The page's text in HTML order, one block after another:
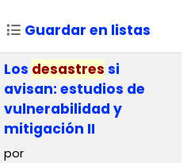
Guardar en listas
Los desastres si
avisan: estudios de
vulnerabilidad y
mitigación II
por